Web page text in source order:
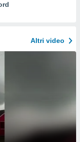
Altri video